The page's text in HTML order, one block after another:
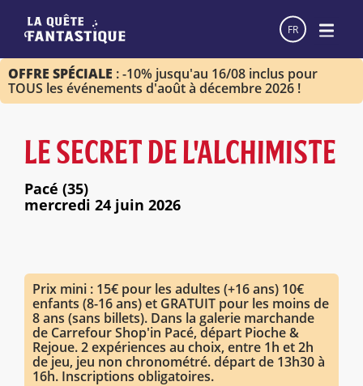
FR
OFFRE SPÉCIALE : -10% jusqu'au 16/08 inclus pour
TOUS les événements d'août à décembre 2026 !
LE SECRET DE L'ALCHIMISTE
Pacé (35)
mercredi 24 juin 2026
Prix mini : 15€ pour les adultes (+16 ans) 10€
enfants (8-16 ans) et GRATUIT pour les moins de
8 ans (sans billets). Dans la galerie marchande
de Carrefour Shop'in Pacé, départ Pioche &
Rejoue. 2 expériences au choix, entre 1h et 2h
de jeu, jeu non chronométré. départ de 13h30 à
16h. Inscriptions obligatoires.